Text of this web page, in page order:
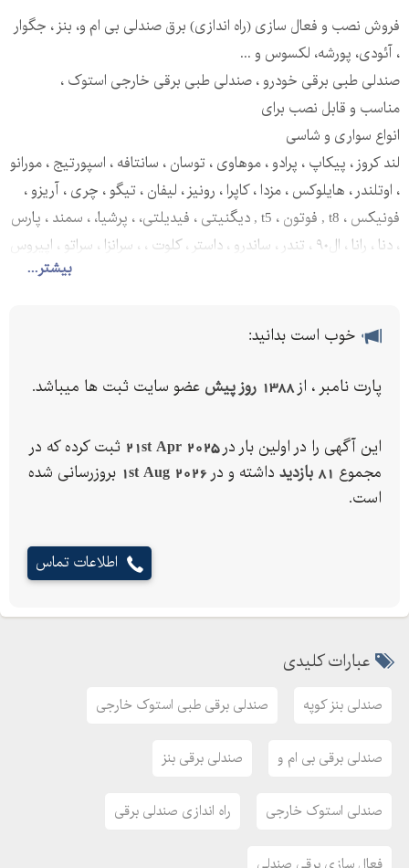
بیشتر...
فروش نصب و فعال سازی (راه اندازی) برق صندلی بی ام و، بنز ، جگوار
، آئودی، پورشه، لکسوس و ...
صندلی طبی برقی خودرو ، صندلی طبی برقی خارجی استوک ،
مناسب و قابل نصب برای
انواع سواری و شاسی
لند کروز ، پیکاپ ، پرادو ، موهاوی ، توسان ، سانتافه ، اسپورتیج ، مورانو
، اوتلندر ، هایلوکس ، مزدا ، کاپرا ، رونیز ، لیفان ، تیگو ، چری ، آریزو ،
فونیکس ، t8 , فوتون ، t5 , دیگنیتی ، فیدیلتی، ، پرشیا، ، سمند ، پارس
، دنا ، رانا ، ال۹۰ ، تندر ، ساندرو ، داستر ، کلوت ، ، سرانزا ، سراتو ، اپیروس
part-number.irخوب است بدانید:
پارت نامبر ، از1388 روز پیش عضو سایت ثبت ها میباشد.
این آگهی را در اولین بار در21st Apr 2025 ثبت کرده که در
مجموع 81 بازدید داشته و در 1st Aug 2026 بروزرسانی شده
است.
اطلاعات تماس
عبارات کلیدی
صندلی بنز کوپه صندلی برقی طبی استوک خارجی
صندلی برقی بی ام و صندلی برقی بنز
صندلی استوک خارجی راه اندازی صندلی برقی